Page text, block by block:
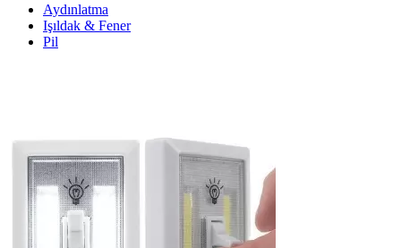
Aydınlatma
Işıldak & Fener
Pil